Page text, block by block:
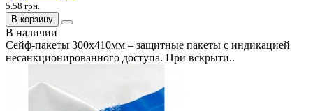
5.58 грн.
В корзину
В наличии
Сейф-пакеты 300х410мм – защитные пакеты с индикацией
несанкционированного доступа. При вскрыти..